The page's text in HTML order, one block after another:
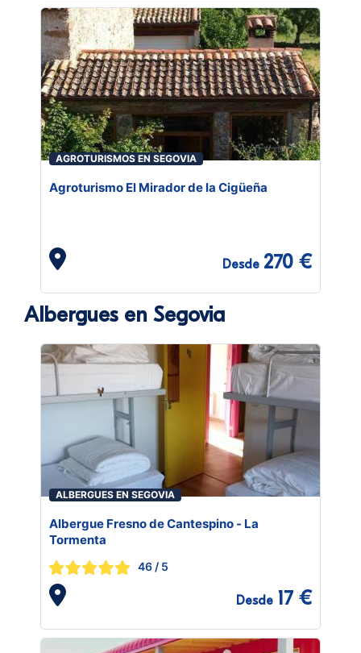
AGROTURISMOS EN SEGOVIA
Agroturismo El Mirador de la Cigüeña
Desde 270 €
Albergues en Segovia
ALBERGUES EN SEGOVIA
Albergue Fresno de Cantespino - La
Tormenta
46 / 5
Desde 17 €